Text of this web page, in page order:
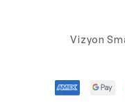
Vizyon